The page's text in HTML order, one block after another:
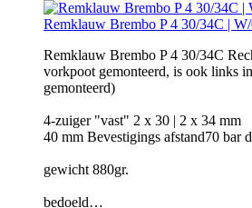
Remklauw Brembo P 4 30/34C |
Remklauw Brembo P 4 30/34C
vorkpoot gemonteerd, is ook links
gemonteerd)
4-zuiger "vast" 2 x 30 | 2 x 34 mm
40 mm Bevestigings afstand70 bar
gewicht 880gr.
bedoeld…